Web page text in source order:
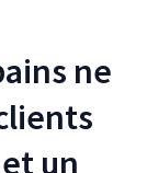
ne
un